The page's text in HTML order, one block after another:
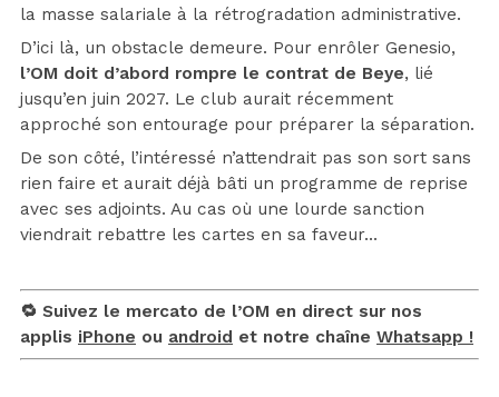
la masse salariale à la rétrogradation administrative.
D’ici là, un obstacle demeure. Pour enrôler Genesio,
l’OM doit d’abord rompre le contrat de Beye, lié
jusqu’en juin 2027. Le club aurait récemment
approché son entourage pour préparer la séparation.
De son côté, l’intéressé n’attendrait pas son sort sans
rien faire et aurait déjà bâti un programme de reprise
avec ses adjoints. Au cas où une lourde sanction
viendrait rebattre les cartes en sa faveur…
🔁 Suivez le mercato de l’OM en direct sur nos
applis iPhone ou android et notre chaîne Whatsapp !